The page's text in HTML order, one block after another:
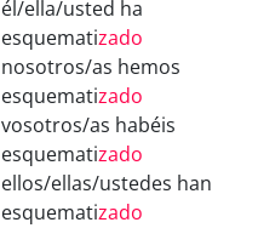
él/ella/usted ha
esquematizado
nosotros/as hemos
esquematizado
vosotros/as habéis
esquematizado
ellos/ellas/ustedes han
esquematizado